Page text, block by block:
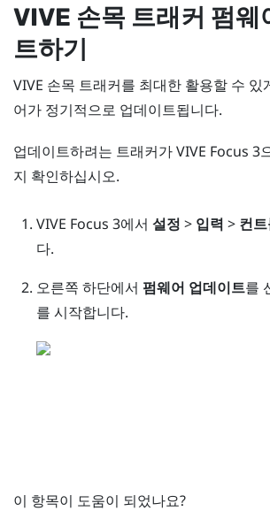
VIVE 손목 트래커 펌웨
트하기
VIVE 손목 트래커를 최대한 활용할 수 있
어가 정기적으로 업데이트됩니다.
업데이트하려는 트래커가VIVE Focus 3
지 확인하십시오.
VIVE Focus 3에서 설정 > 입력 > 컨
다.
오른쪽 하단에서 펌웨어 업데이트를
를 시작합니다.
이 항목이 도움이 되었나요?